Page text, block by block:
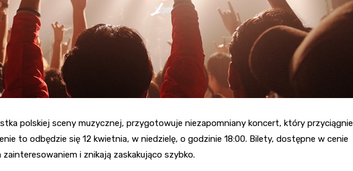
polskiej sceny muzycznej, przygotowuje niezapomniany koncert, który przyciągnie
to odbędzie się 12 kwietnia, w niedzielę, o godzinie 18:00. Bilety, dostępne w cenie
i znikają zaskakująco szybko.